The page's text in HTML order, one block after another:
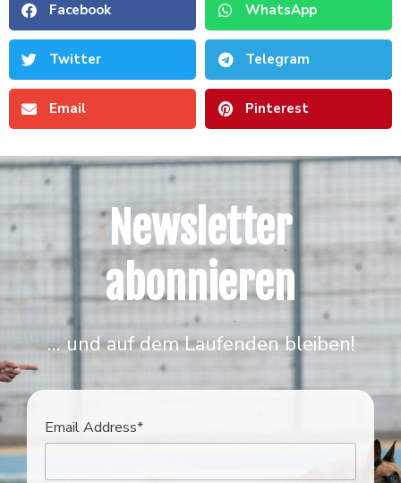
Facebook WhatsApp
Twitter Telegram
Email Pinterest
Newsletter
abonnieren
… und auf dem Laufenden bleiben!
Email Address*